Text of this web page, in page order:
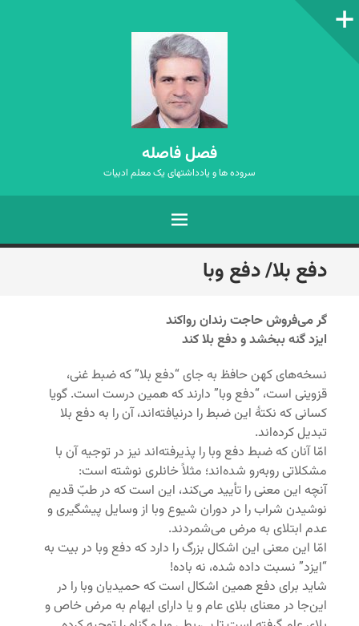
ستون‌کناری
فصل فاصله
سروده ها و یادداشتهای یک معلم ادبیات
فهرست
رفتن
به
دفع بلا/ دفع وبا
گر می‌فروش حاجت رندان رواکند
ایزد گنه ببخشد و دفع بلا کند
نسخه‌های کهن حافظ به جای “دفع بلا” که ضبط غنی،
قزوینی است، “دفع وبا” دارند که همین درست است. گویا
کسانی که نکتۀ این ضبط را درنیافته‌اند، آن را به دفع بلا
تبدیل کرده‌اند.
امّا آنان که ضبط دفع وبا را پذیرفته‌اند نیز در توجیه آن با
مشکلاتی روبه‌رو شده‌اند؛ مثلاً خانلری نوشته است:
آنچه این معنی را تأیید می‌کند، این است که در طبّ قدیم
نوشیدن شراب را در دوران شیوع وبا از وسایل پیشگیری و
عدم ابتلای به مرض می‌شمردند.
امّا این معنی این اشکال بزرگ را دارد که دفع وبا در بیت به
“ایزد” نسبت داده شده، نه باده!
شاید برای دفع همین اشکال است که حمیدیان وبا را در
این‌جا در معنای بلای عام و یا دارای ایهام به مرض خاص و